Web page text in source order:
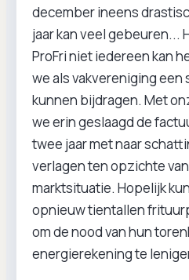
december ineens
jaar kan veel gebeuren...
ProFri niet iedereen kan
we als vakvereniging
kunnen bijdragen. Met
we erin geslaagd de
twee jaar met naar
verlagen ten opzichte
marktsituatie. Hopelijk
opnieuw tientallen
om de nood van hun
energierekening te